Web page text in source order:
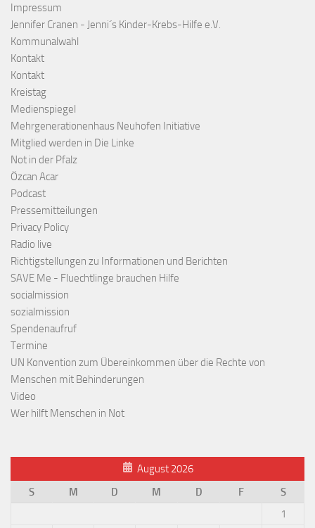
Impressum
Jennifer Cranen - Jenni´s Kinder-Krebs-Hilfe e.V.
Kommunalwahl
Kontakt
Kontakt
Kreistag
Medienspiegel
Mehrgenerationenhaus Neuhofen Initiative
Mitglied werden in Die Linke
Not in der Pfalz
Özcan Acar
Podcast
Pressemitteilungen
Privacy Policy
Radio live
Richtigstellungen zu Informationen und Berichten
SAVE Me - Fluechtlinge brauchen Hilfe
socialmission
sozialmission
Spendenaufruf
Termine
UN Konvention zum Übereinkommen über die Rechte von
Menschen mit Behinderungen
Video
Wer hilft Menschen in Not
August 2026
S
M D M D F
S
1